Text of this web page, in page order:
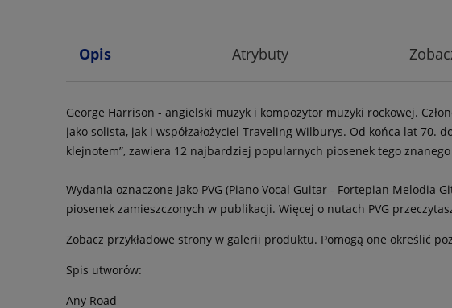
Opis Atrybuty
George Harrison - angielski muzyk i kompozytor muzyki rockowej.
jako solista, jak i współzałożyciel Traveling Wilburys. Od końca lat
klejnotem”, zawiera 12 najbardziej popularnych piosenek tego
Wydania oznaczone jako PVG (Piano Vocal Guitar - Fortepian
piosenek zamieszczonych w publikacji. Więcej o nutach PVG
Zobacz przykładowe strony w galerii produktu. Pomogą one określić
Spis utworów:
Any Road